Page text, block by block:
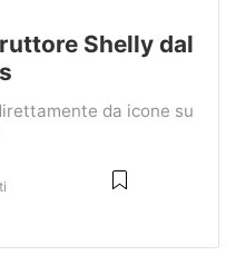
Shelly dal
da icone su